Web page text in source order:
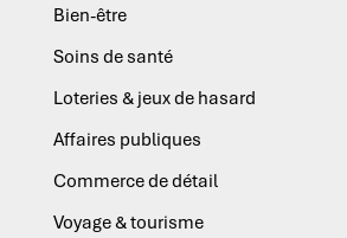
Bien-être
Soins de santé
Loteries & jeux de hasard
Affaires publiques
Commerce de détail
Voyage & tourisme